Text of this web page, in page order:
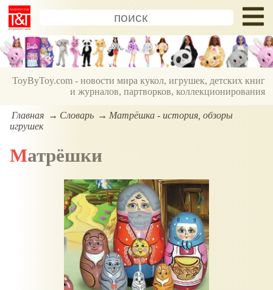
ToyByToy.com - новости мира кукол, игрушек, детских книг
и журналов, партворков, коллекционирования
Главная Словарь
Матрёшка - история, обзоры
игрушек
Матрёшки